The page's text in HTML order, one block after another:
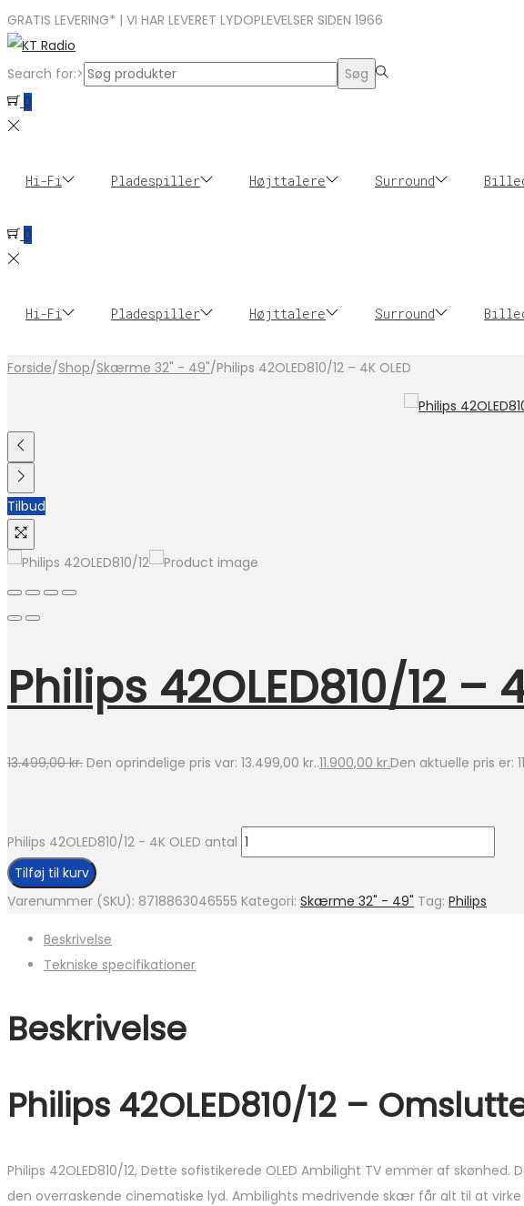
GRATIS LEVERING* | VI HAR LEVERET LYDOPLEVELSER SIDEN 1966
Search for:>
Søg
0
Hi-Fi Pladespiller Højttalere Surround
0
Hi-Fi Pladespiller Højttalere Surround
Forside/Shop/Skærme 32" - 49"/Philips 42OLED810/12 – 4K OLED
Tilbud
Philips 42OLED810/12 –
13.499,00kr. Den oprindelige pris var: 13.499,00 kr..11.900,00 kr.Den aktuelle pris er:
Philips 42OLED810/12 - 4K OLED antal
Tilføj til kurv
Varenummer (SKU): 8718863046555 Kategori: Skærme 32" - 49" Tag: Philips
Beskrivelse
Tekniske specifikationer
Beskrivelse
Philips 42OLED810/12 –
Philips 42OLED810/12, Dette sofistikerede OLED Ambilight TV emmer af
den overraskende cinematiske lyd. Ambilights medrivende skær får alt til at